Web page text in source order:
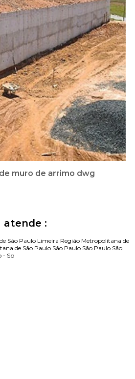
muro de arrimo dwg
atende :
São Paulo Limeira Região Metropolitana de
de São Paulo São Paulo São Paulo São
- Sp